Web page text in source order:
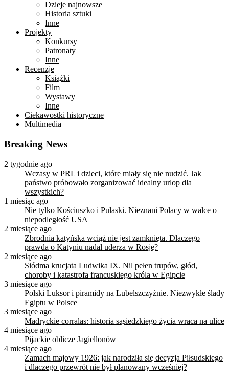
Dzieje najnowsze
Historia sztuki
Inne
Projekty
Konkursy
Patronaty
Inne
Recenzje
Książki
Film
Wystawy
Inne
Ciekawostki historyczne
Multimedia
Breaking News
2 tygodnie ago
Wczasy w PRL i dzieci, które miały się nie nudzić. Jak
państwo próbowało zorganizować idealny urlop dla
wszystkich?
1 miesiąc ago
Nie tylko Kościuszko i Pułaski. Nieznani Polacy w walce o
niepodległość USA
2 miesiące ago
Zbrodnia katyńska wciąż nie jest zamknięta. Dlaczego
prawda o Katyniu nadal uderza w Rosję?
2 miesiące ago
Siódma krucjata Ludwika IX. Nil pełen trupów, głód,
choroby i katastrofa francuskiego króla w Egipcie
3 miesiące ago
Polski Luksor i piramidy na Lubelszczyźnie. Niezwykłe ślady
Egiptu w Polsce
3 miesiące ago
Madryckie corralas: historia sąsiedzkiego życia wraca na ulice
4 miesiące ago
Pijackie oblicze Jagiellonów
4 miesiące ago
Zamach majowy 1926: jak narodziła się decyzja Piłsudskiego
i dlaczego przewrót nie był planowany wcześniej?